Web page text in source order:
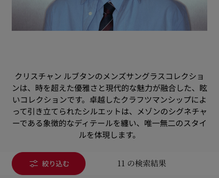
クリスチャン ルブタンのメンズサングラスコレクショ
ンは、時を超えた優雅さと現代的な魅力が融合した、眩
いコレクションです。卓越したクラフツマンシップによ
って引き立てられたシルエットは、メゾンのシグネチャ
ーである象徴的なディテールを纏い、唯一無二のスタイ
ルを体現します。
絞り込む 11 の検索結果